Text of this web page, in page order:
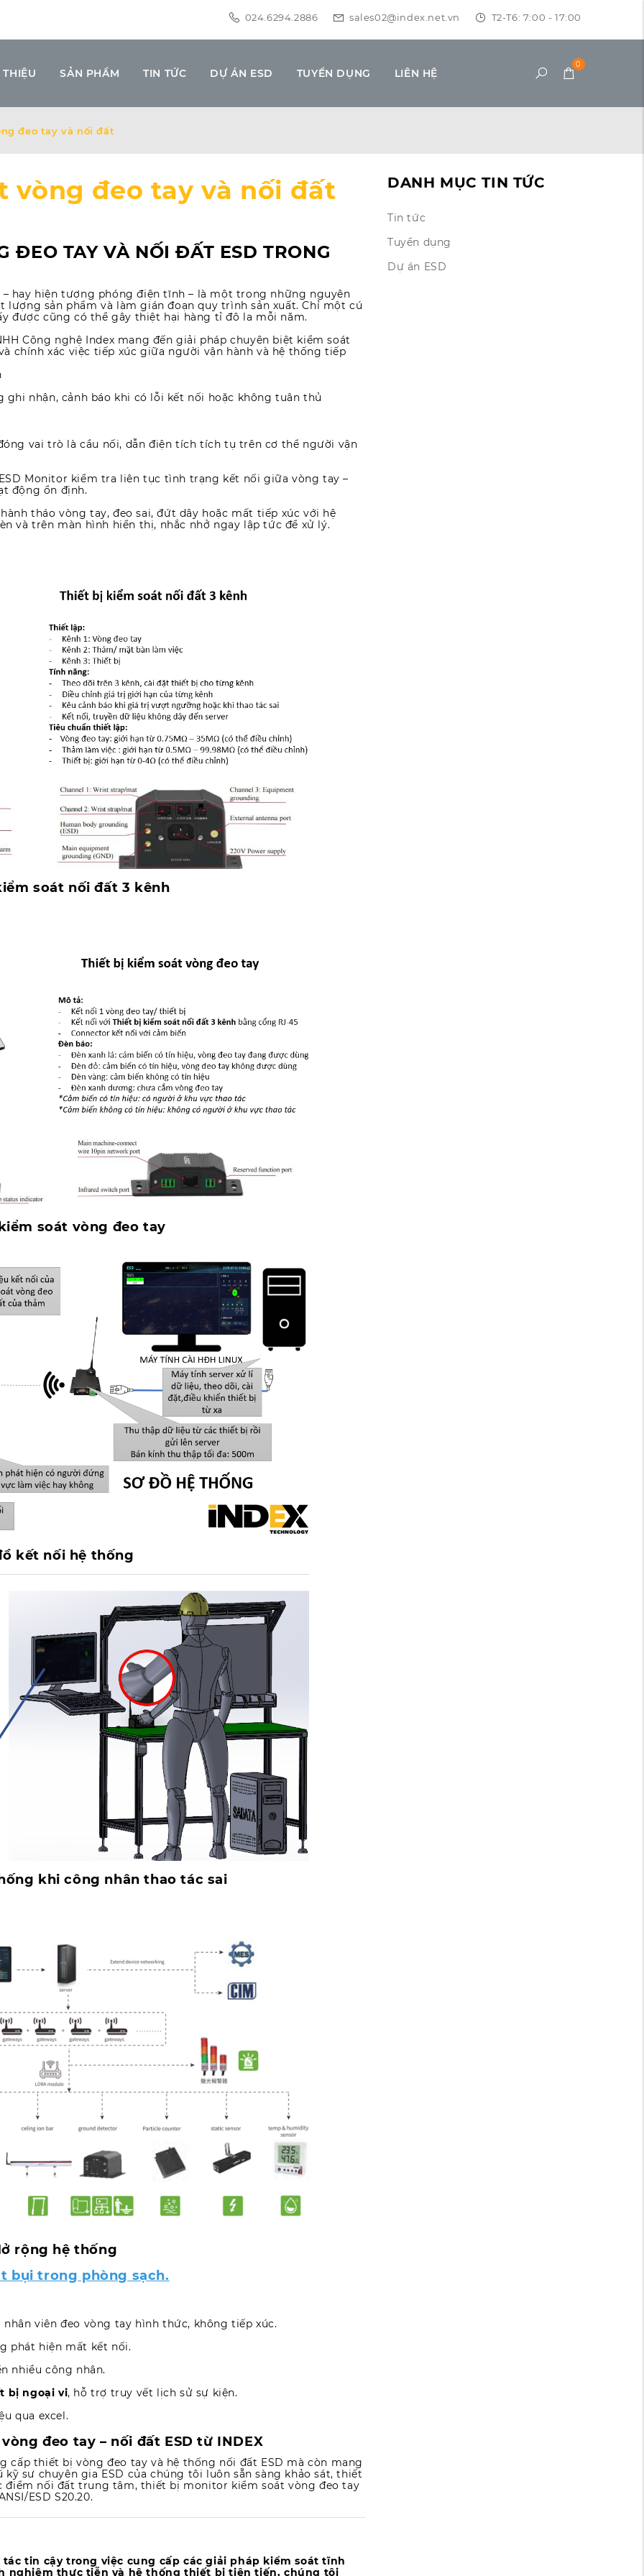
024.6294.2886 sales02@index.net.vn T2-T6: 7:00 - 17:00
SẢN PHẨM TIN TỨC DỰ ÁN ESD TUYỂN DỤNG LIÊN HỆ
0
đeo tay và nối đất
vòng đeo tay và nối đất
ĐEO TAY VÀ NỐI ĐẤT ESD TRONG
hay hiện tượng phóng điện tĩnh – là một trong những nguyên
sản phẩm và làm gián đoạn quy trình sản xuất. Chỉ một cú
được cũng có thể gây thiệt hại hàng tỉ đô la mỗi năm.
Công nghệ Index mang đến giải pháp chuyên biệt kiểm soát
chính xác việc tiếp xúc giữa người vận hành và hệ thống tiếp
nhận, cảnh báo khi có lỗi kết nối hoặc không tuân thủ
vai trò là cầu nối, dẫn điện tích tích tụ trên cơ thể người vận
Monitor kiểm tra liên tục tình trạng kết nối giữa vòng tay –
động ổn định.
tháo vòng tay, đeo sai, đứt dây hoặc mất tiếp xúc với hệ
và trên màn hình hiển thị, nhắc nhở ngay lập tức để xử lý.
soát nối đất 3 kênh
soát vòng đeo tay
kết nối hệ thống
khi công nhân thao tác sai
rộng hệ thống
bụi trong phòng sạch.
viên đeo vòng tay hình thức, không tiếp xúc.
phát hiện mất kết nối.
nhiều công nhân.
bị ngoại vi, hỗ trợ truy vết lịch sử sự kiện.
qua excel.
đeo tay – nối đất ESD từ INDEX
cấp thiết bị vòng đeo tay và hệ thống nối đất ESD mà còn mang
sư chuyên gia ESD của chúng tôi luôn sẵn sàng khảo sát, thiết
điểm nối đất trung tâm, thiết bị monitor kiểm soát vòng đeo tay
ESD S20.20.
tác tin cậy trong việc cung cấp các giải pháp kiểm soát tĩnh
nghiệm thực tiễn và hệ thống thiết bị tiên tiến, chúng tôi
DANH MỤC TIN TỨC
Tin tức
Tuyển dụng
Dự án ESD